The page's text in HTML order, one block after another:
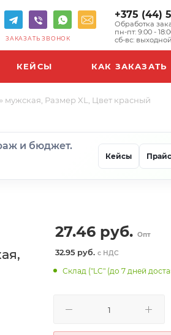
+375 (44)
Обработка
пн-пт: 9:00 -
сб-вс: выходной
ЗАКАЗАТЬ ЗВОНОК
КЕЙСЫ КАК ЗАКАЗАТЬ
мужская, Размер XL, Цвет красный
и бюджет.
Кейсы Прайс
27.46 руб. Опт
32.95 руб.с НДС
Склад ("LC" (до 7 дней